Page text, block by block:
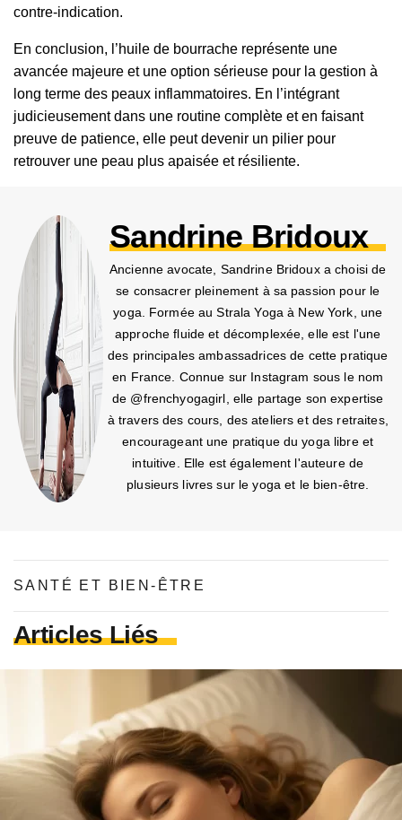
contre-indication.
En conclusion, l’huile de bourrache représente une
avancée majeure et une option sérieuse pour la gestion à
long terme des peaux inflammatoires. En l’intégrant
judicieusement dans une routine complète et en faisant
preuve de patience, elle peut devenir un pilier pour
retrouver une peau plus apaisée et résiliente.
Sandrine Bridoux
Ancienne avocate, Sandrine Bridoux a choisi de
se consacrer pleinement à sa passion pour le
yoga. Formée au Strala Yoga à New York, une
approche fluide et décomplexée, elle est l'une
des principales ambassadrices de cette pratique
en France. Connue sur Instagram sous le nom
de @frenchyogagirl, elle partage son expertise
à travers des cours, des ateliers et des retraites,
encourageant une pratique du yoga libre et
intuitive. Elle est également l'auteure de
plusieurs livres sur le yoga et le bien-être.
SANTÉ ET BIEN-ÊTRE
Articles Liés